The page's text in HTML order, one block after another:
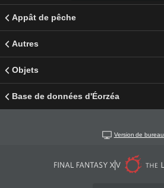
Appât de pêche
Autres
Objets
Base de données d'Éorzéa
Version de bureau